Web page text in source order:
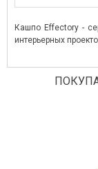
Кашпо Effectory -
интерьерных